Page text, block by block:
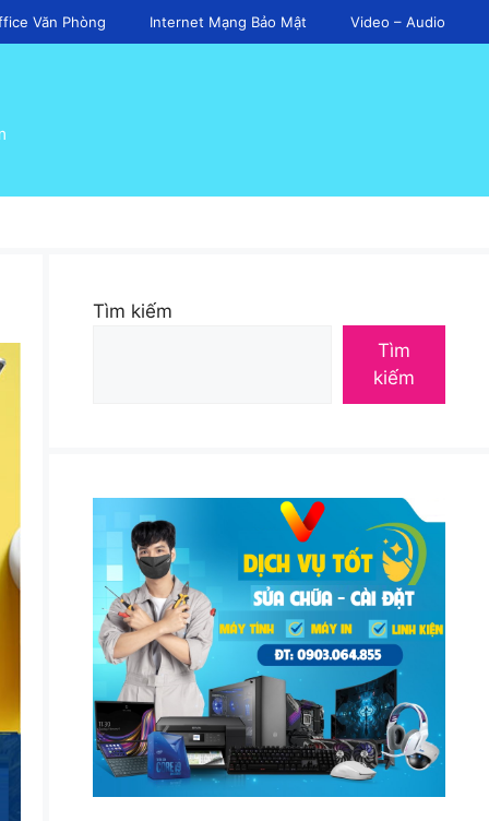
Văn Phòng Internet Mạng Bảo Mật Video – Audio
Tìm kiếm
Tìm
kiếm